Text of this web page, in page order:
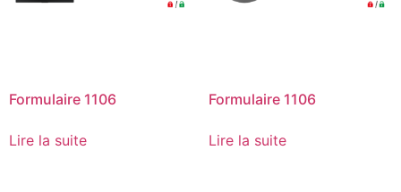
Formulaire 1106
Lire la suite
Formulaire 1106
Lire la suite